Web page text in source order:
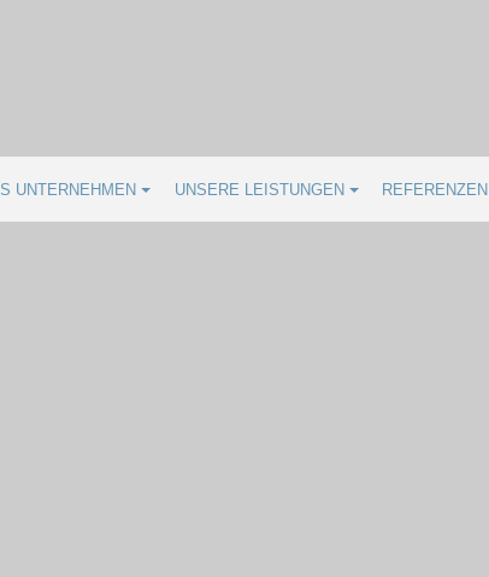
UNTERNEHMEN UNSERE LEISTUNGEN REFERENZEN